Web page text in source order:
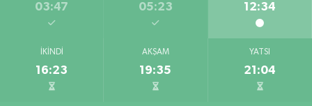
03:47 05:23 12:34
İKINDI
16:23
AKŞAM
19:35
YATSI
21:04